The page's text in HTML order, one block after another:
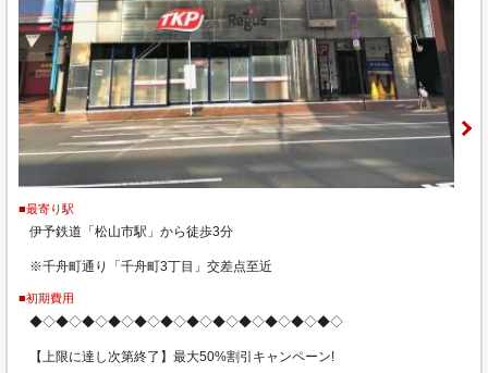
■最寄り駅
伊予鉄道「松山市駅」から徒歩3分
※千舟町通り「千舟町3丁目」交差点至近
■初期費用
◆◇◆◇◆◇◆◇◆◇◆◇◆◇◆◇◆◇◆◇◆◇◆◇
【上限に達し次第終了】最大50%割引キャンペーン!